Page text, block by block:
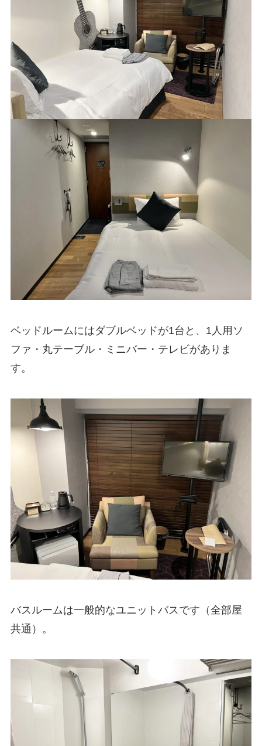
ベッドルームにはダブルベッドが1台と、1人用ソ
ファ・丸テーブル・ミニバー・テレビがありま
す。
バスルームは一般的なユニットバスです（全部屋
共通）。